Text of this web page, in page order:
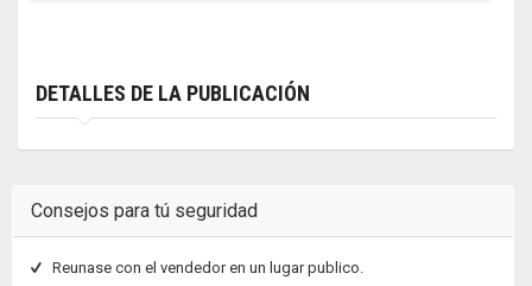
DETALLES DE LA PUBLICACIÓN
Consejos para tú seguridad
Reunase con el vendedor en un lugar publico.